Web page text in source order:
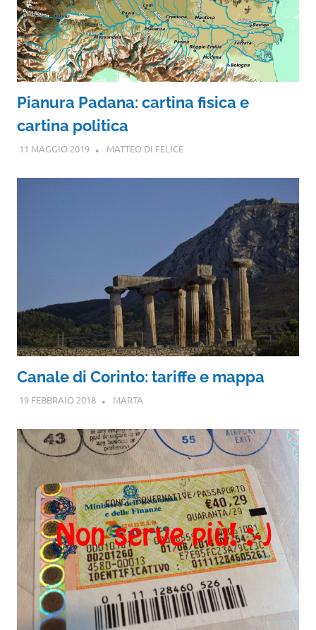
Pianura Padana: cartina fisica e
cartina politica
11 MAGGIO 2019 MATTEO DI FELICE
Canale di Corinto: tariffe e mappa
19 FEBBRAIO 2018 MARTA